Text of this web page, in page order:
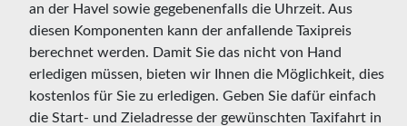
an der Havel sowie gegebenenfalls die Uhrzeit. Aus
diesen Komponenten kann der anfallende Taxipreis
berechnet werden. Damit Sie das nicht von Hand
erledigen müssen, bieten wir Ihnen die Möglichkeit, dies
kostenlos für Sie zu erledigen. Geben Sie dafür einfach
die Start- und Zieladresse der gewünschten Taxifahrt in